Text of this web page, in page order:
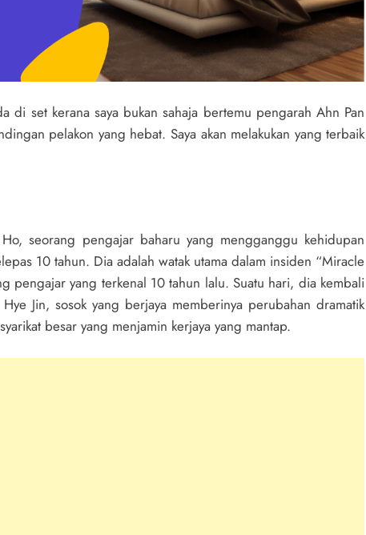
di set kerana saya bukan sahaja bertemu pengarah Ahn Pan
pelakon yang hebat. Saya akan melakukan yang terbaik
seorang pengajar baharu yang mengganggu kehidupan
10 tahun. Dia adalah watak utama dalam insiden “Miracle
pengajar yang terkenal 10 tahun lalu. Suatu hari, dia kembali
Jin, sosok yang berjaya memberinya perubahan dramatik
besar yang menjamin kerjaya yang mantap.